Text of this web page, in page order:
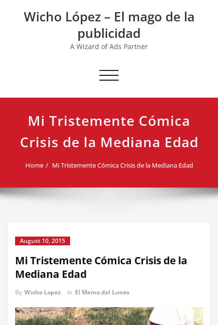
Wicho López – El mago de la
publicidad
A Wizard of Ads Partner
Toggle navigation
Mi Tristemente Cómica
Crisis de la Mediana Edad
Home Mi Tristemente Cómica Crisis de la Mediana Edad
August 10, 2015
Mi Tristemente Cómica Crisis de la
Mediana Edad
By Wicho Lopez in El Memo del Lunes